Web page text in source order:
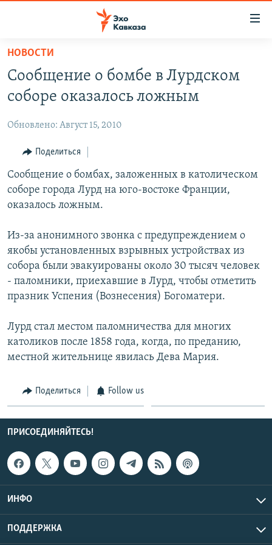
Вернуться
основному
содержанию
Вернутся
навигации
Вернутся
поиску
НОВОСТИ
ТБИЛИСИ
СУХУМИ
ЦХИНВАЛИ
ВЕСЬ КАВКАЗ
СЕВЕРНЫЙ КАВКАЗ
АРМЕНИЯ
ТЕМЫ
ПОЛИТИКА
ОБЩЕСТВО
КУЛЬТУРА
СПОРТ
РУБРИКИ
ГОСТЬ НЕДЕЛИ
ПОЗИЦИЯ
БЛОГИ
ЧИТАЕМ ПРЕССУ
ВИДЕО
ФОТО
АУДИО
ПОДКАСТЫ
АРХИВ РАДИОПРОГРАММЫ
ПРИСОЕДИНЯЙТЕСЬ!
Все сайты РСЕ/РС
НОВОСТИ
Сообщение о бомбе в Лурдском
соборе оказалось ложным
Обновлено: Август 15, 2010
Поделиться
Сообщение о бомбах, заложенных в католическом
соборе города Лурд на юго-востоке Франции,
оказалось ложным.
Из-за анонимного звонка с предупреждением о
якобы установленных взрывных устройствах из
собора были эвакуированы около 30 тысяч человек
- паломники, приехавшие в Лурд, чтобы отметить
празник Успения (Вознесения) Богоматери.
Лурд стал местом паломничества для многих
католиков после 1858 года, когда, по преданию,
местной жительнице явилась Дева Мария.
Поделиться Follow us
ПРИСОЕДИНЯЙТЕСЬ!
ИНФО
ПОДДЕРЖКА